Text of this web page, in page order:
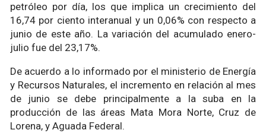
petróleo por día, los que implica un crecimiento del
16,74 por ciento interanual y un 0,06% con respecto a
junio de este año. La variación del acumulado enero-
julio fue del 23,17%.
De acuerdo a lo informado por el ministerio de Energía
y Recursos Naturales, el incremento en relación al mes
de junio se debe principalmente a la suba en la
producción de las áreas Mata Mora Norte, Cruz de
Lorena, y Aguada Federal.